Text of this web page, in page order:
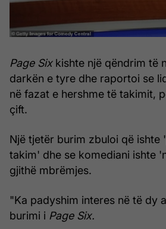
Page Sixkishte një qëndrim të
darkën e tyre dhe raportoi se
në fazat e hershme të takimit,
çift.
Një tjetër burim zbuloi që ishte
takim' dhe se komediani ishte
gjithë mbrëmjes.
"Ka padyshim interes në të dy
burimi i Page Six.